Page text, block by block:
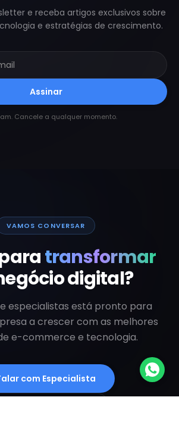
e receba artigos exclusivos sobre
e estratégias de crescimento.
Assinar
Cancele a qualquer momento.
VAMOS CONVERSAR
transformar
digital?
especialistas está pronto para
a crescer com as melhores
e-commerce e tecnologia.
com Especialista